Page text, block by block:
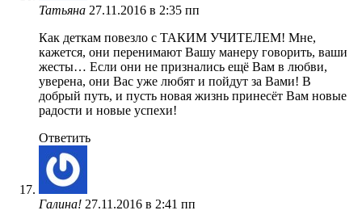
Татьяна 27.11.2016 в 2:35 пп
Как деткам повезло с ТАКИМ УЧИТЕЛЕМ! Мне,
кажется, они перенимают Вашу манеру говорить, ваши
жесты… Если они не признались ещё Вам в любви,
уверена, они Вас уже любят и пойдут за Вами! В
добрый путь, и пусть новая жизнь принесёт Вам новые
радости и новые успехи!
Ответить
Галина! 27.11.2016 в 2:41 пп